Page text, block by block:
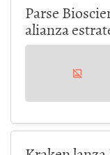
Parse
alianza